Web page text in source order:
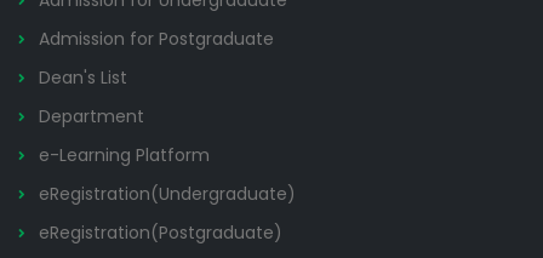
Admission for Postgraduate
Dean's List
Department
e-Learning Platform
eRegistration(Undergraduate)
eRegistration(Postgraduate)